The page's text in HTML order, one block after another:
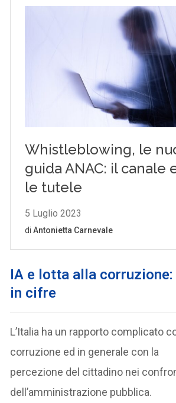
IA e lotta alla
in cifre
L’Italia ha un rapporto complicato
corruzione ed in generale con la
percezione del cittadino nei
dell’amministrazione pubblica.